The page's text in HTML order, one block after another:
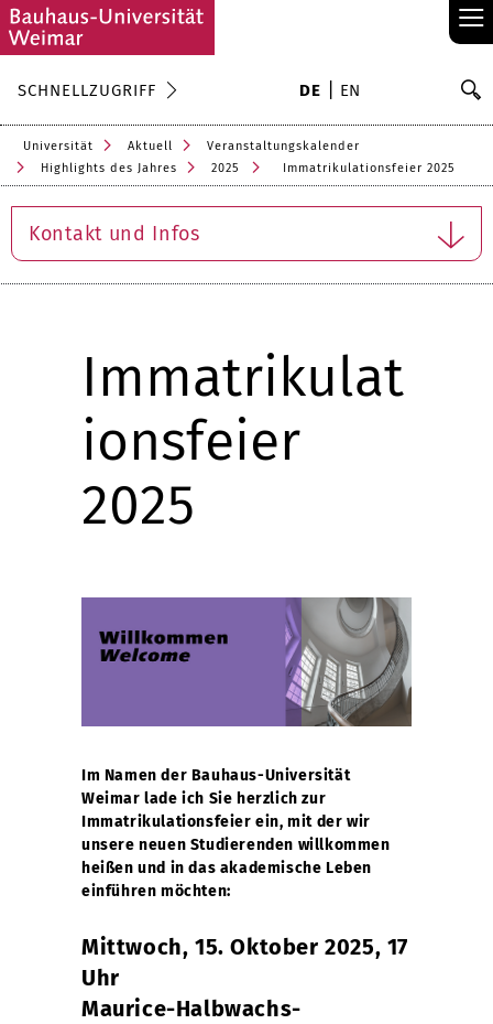
≡
SCHNELLZUGRIFF DE EN
Universität Aktuell
Veranstaltungskalender
Highlights des Jahres
2025 Immatrikulationsfeier 2025
Kontakt und Infos
Immatrikulat
ionsfeier
2025
Im Namen der Bauhaus-Universität
Weimar lade ich Sie herzlich zur
Immatrikulationsfeier ein, mit der wir
unsere neuen Studierenden willkommen
heißen und in das akademische Leben
einführen möchten:
Mittwoch, 15. Oktober 2025, 17
Uhr
Maurice-Halbwachs-